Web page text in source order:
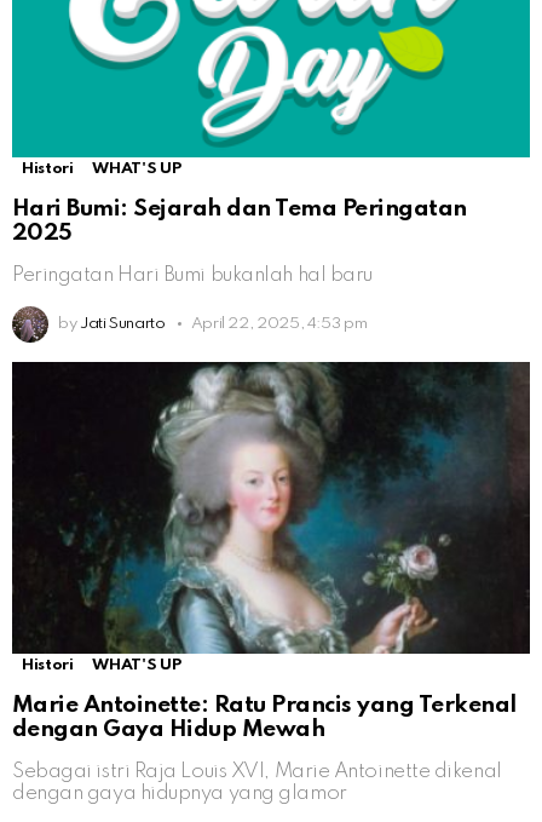
Histori WHAT'S UP
Hari Bumi: Sejarah dan Tema Peringatan
2025
Peringatan Hari Bumi bukanlah hal baru
by Jati Sunarto April 22, 2025, 4:53 pm
Histori WHAT'S UP
Marie Antoinette: Ratu Prancis yang Terkenal
dengan Gaya Hidup Mewah
Sebagai istri Raja Louis XVI, Marie Antoinette dikenal
dengan gaya hidupnya yang glamor